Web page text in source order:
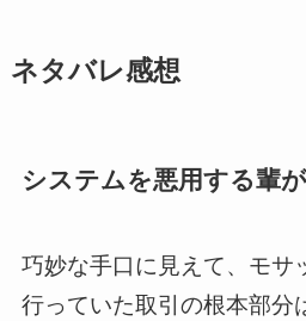
ネタバレ感想
システムを悪用する輩
巧妙な手口に見えて、モサ
行っていた取引の根本部分